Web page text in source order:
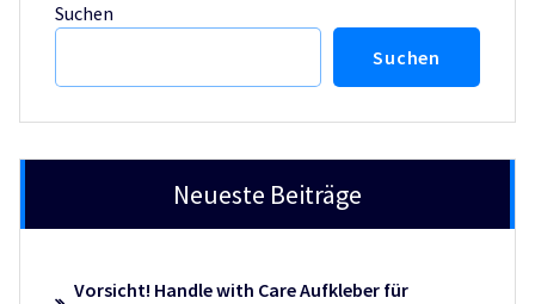
Suchen
Suchen
Neueste Beiträge
Vorsicht! Handle with Care Aufkleber für